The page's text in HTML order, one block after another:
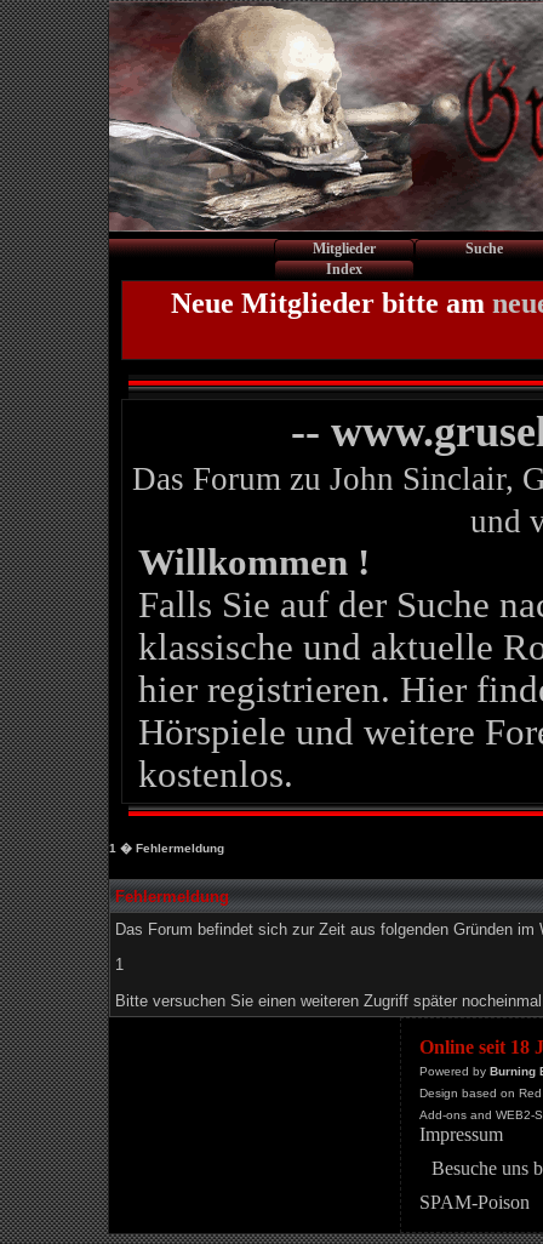
Mitglieder
Suche
Index
Neue Mitglieder bitte am
--
Das Forum zu John Sinclair,
und
Willkommen !
Falls Sie auf der Suche
klassische und aktuelle
hier registrieren. Hier
Hörspiele und weitere
kostenlos.
1 � Fehlermeldung
Fehlermeldung
Das Forum befindet sich zur Zeit aus folgenden Gründen im
1
Bitte versuchen Sie einen weiteren Zugriff später
Online seit 18
Powered by Burning
Design based on
Add-ons and WEB2-
Impressum
Besuche uns
SPAM-Poison